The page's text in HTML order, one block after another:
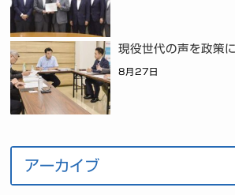
現役世代の声を政策に
8月27日